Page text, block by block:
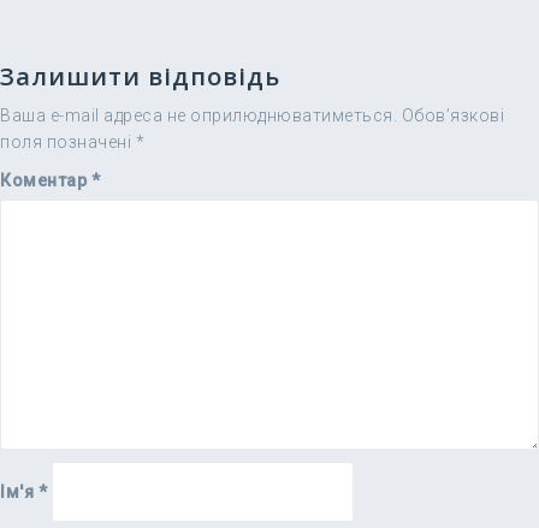
Залишити відповідь
Ваша e-mail адреса не оприлюднюватиметься.
Обов’язкові
поля позначені *
Коментар *
Ім'я *